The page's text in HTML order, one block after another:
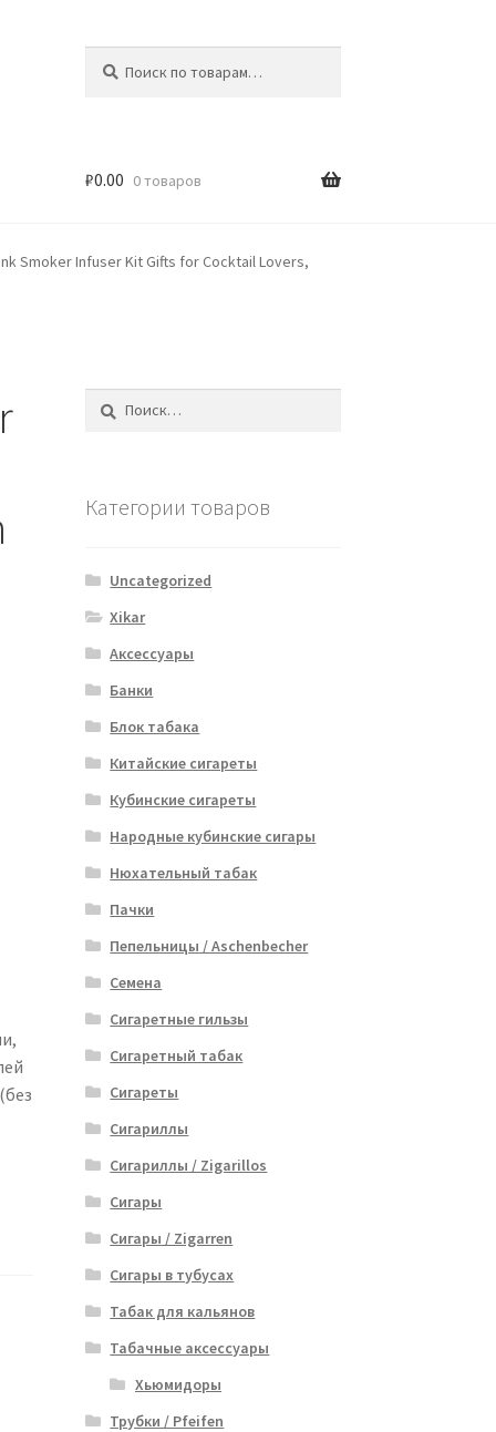
₽0.00 0 товаров
Smoker Infuser Kit Gifts for Cocktail Lovers,
Найти:
Категории товаров
Uncategorized
Xikar
Аксессуары
Банки
Блок табака
Китайские сигареты
Кубинские сигареты
Народные кубинские сигары
Нюхательный табак
Пачки
Пепельницы / Aschenbecher
Семена
Сигаретные гильзы
Сигаретный табак
Сигареты
Сигариллы
Сигариллы / Zigarillos
Сигары
Сигары / Zigarren
Сигары в тубусах
Табак для кальянов
Табачные аксессуары
Хьюмидоры
Трубки / Pfeifen